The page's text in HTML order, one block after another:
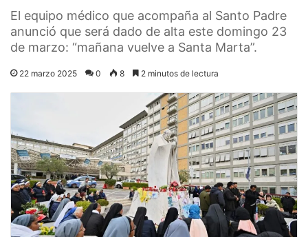
El equipo médico que acompaña al Santo Padre
anunció que será dado de alta este domingo 23
de marzo: “mañana vuelve a Santa Marta”.
22 marzo 2025 0 8 2 minutos de lectura